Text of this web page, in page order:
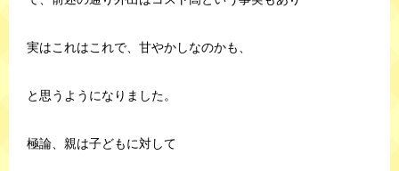
実はこれはこれで、甘やかしなのかも、
と思うようになりました。
極論、親は子どもに対して